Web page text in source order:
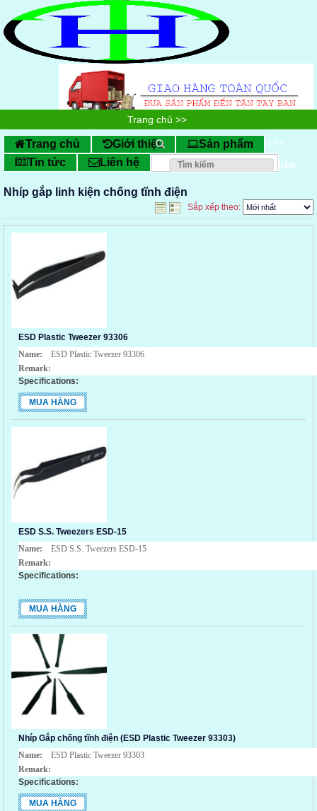
Trang chủ >>
SẢN PHẨM CHỐNG TĨNH ĐIỆN >>
Nhíp gắp linh kiện chống tĩnh điện
Trang chủ Giới thiệu
Sản phẩm
Tin tức
Liên hệ
Nhíp gắp linh kiện chống tĩnh điện
Sắp xếp theo:
ESD Plastic Tweezer 93306
Name: ESD Plastic Tweezer 93306
Remark:
Specifications:
MUA HÀNG
ESD S.S. Tweezers ESD-15
Name: ESD S.S. Tweezers ESD-15
Remark:
Specifications:
MUA HÀNG
Nhíp Gắp chống tĩnh điện (ESD Plastic Tweezer 93303)
Name: ESD Plastic Tweezer 93303
Remark:
Specifications:
MUA HÀNG